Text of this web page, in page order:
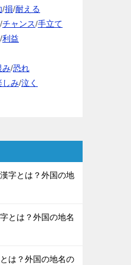
/損/耐える
/チャンス/手立て
/利益
み/恐れ
しみ/泣く
字とは？外国の地
とは？外国の地名
は？外国の地名の